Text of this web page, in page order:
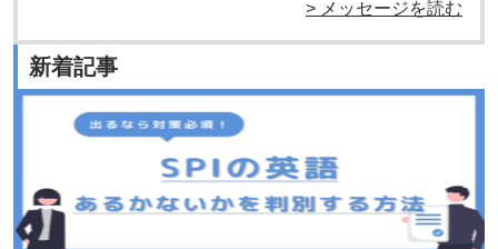
> メッセージを読む
新着記事